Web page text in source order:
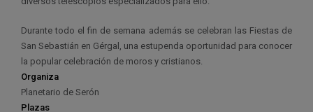
Durante todo el fin de semana además se celebran las Fiestas de
San Sebastián en Gérgal, una estupenda oportunidad para conocer
la popular celebración de moros y cristianos.
Organiza
Planetario de Serón
Plazas